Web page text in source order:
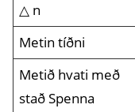
△ n
Metin tíðni
Metið hvati með
stað Spenna